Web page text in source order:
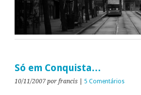
Só em Conquista…
10/11/2007 por francis 5 Comentários